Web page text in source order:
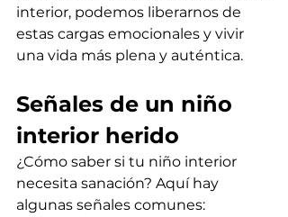
interior, podemos liberarnos de
estas cargas emocionales y vivir
una vida más plena y auténtica.
Señales de un niño
interior herido
¿Cómo saber si tu niño interior
necesita sanación? Aquí hay
algunas señales comunes: